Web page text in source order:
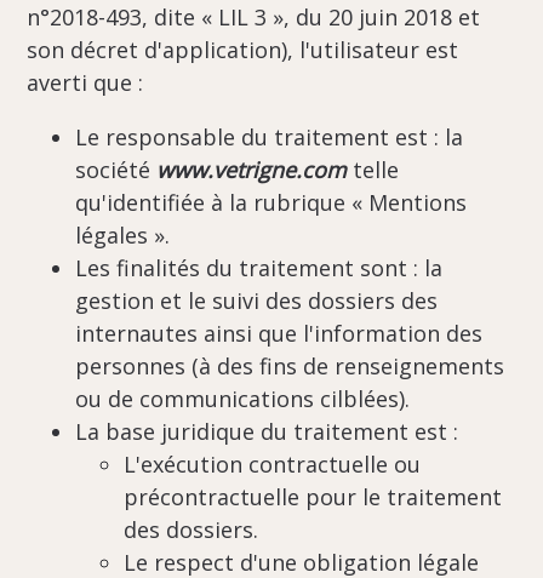
n°2018-493, dite « LIL 3 », du 20 juin 2018 et
son décret d'application), l'utilisateur est
averti que :
Le responsable du traitement est : la
société www.vetrigne.comtelle
qu'identifiée à la rubrique « Mentions
légales ».
Les finalités du traitement sont : la
gestion et le suivi des dossiers des
internautes ainsi que l'information des
personnes (à des fins de renseignements
ou de communications cilblées).
La base juridique du traitement est :
L'exécution contractuelle ou
précontractuelle pour le traitement
des dossiers.
Le respect d'une obligation légale